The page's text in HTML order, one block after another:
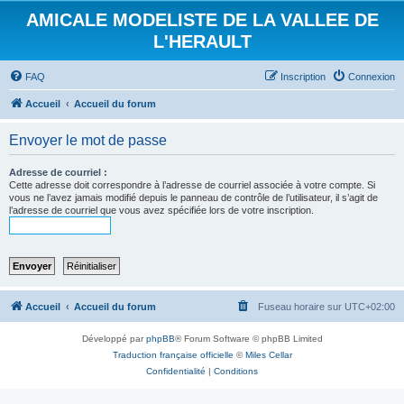
AMICALE MODELISTE DE LA VALLEE DE
L'HERAULT
FAQ Connexion
Inscription
Accueil Accueil du forum
Envoyer le mot de passe
Adresse de courriel :
Cette adresse doit correspondre à l’adresse de courriel associée à votre compte. Si
vous ne l’avez jamais modifié depuis le panneau de contrôle de l’utilisateur, il s’agit de
l’adresse de courriel que vous avez spécifiée lors de votre inscription.
Accueil Accueil du forum Fuseau horaire sur UTC+02:00
Développé parphpBB® Forum Software © phpBB Limited
Traduction française officielle ©Miles Cellar
Confidentialité | Conditions